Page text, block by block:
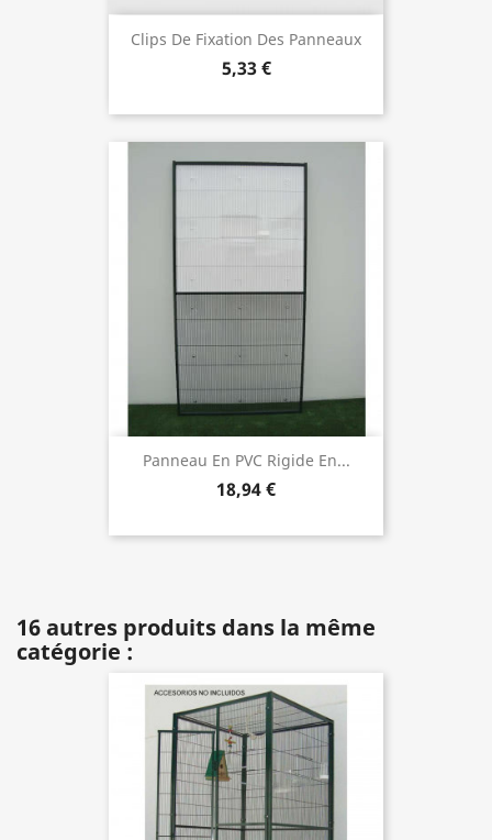
Clips De Fixation Des Panneaux
5,33 €
Panneau En PVC Rigide En...
18,94 €
16 autres produits dans la même
catégorie :